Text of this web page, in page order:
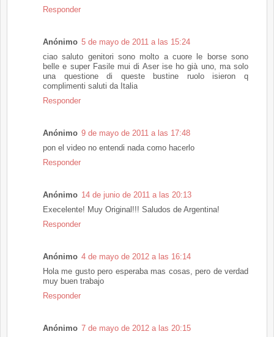
Responder
Anónimo 5 de mayo de 2011 a las 15:24
ciao saluto genitori sono molto a cuore le borse sono
belle e super Fasile mui di Aser ise ho già uno, ma solo
una questione di queste bustine ruolo isieron q
complimenti saluti da Italia
Responder
Anónimo 9 de mayo de 2011 a las 17:48
pon el video no entendi nada como hacerlo
Responder
Anónimo 14 de junio de 2011 a las 20:13
Execelente! Muy Original!!! Saludos de Argentina!
Responder
Anónimo 4 de mayo de 2012 a las 16:14
Hola me gusto pero esperaba mas cosas, pero de verdad
muy buen trabajo
Responder
Anónimo 7 de mayo de 2012 a las 20:15